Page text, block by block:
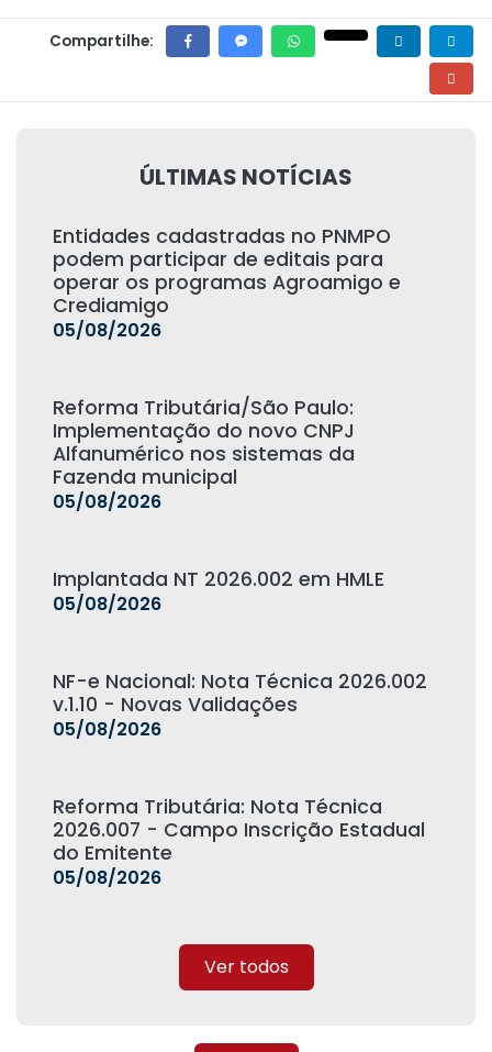
Compartilhe:
ÚLTIMAS NOTÍCIAS
Entidades cadastradas no PNMPO
podem participar de editais para
operar os programas Agroamigo e
Crediamigo
05/08/2026
Reforma Tributária/São Paulo:
Implementação do novo CNPJ
Alfanumérico nos sistemas da
Fazenda municipal
05/08/2026
Implantada NT 2026.002 em HMLE
05/08/2026
NF-e Nacional: Nota Técnica 2026.002
v.1.10 - Novas Validações
05/08/2026
Reforma Tributária: Nota Técnica
2026.007 - Campo Inscrição Estadual
do Emitente
05/08/2026
Ver todos